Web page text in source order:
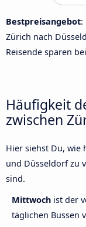
Bestpreisangebot:
Zürich nach
Reisende sparen
Häufigkeit
zwischen
Hier siehst Du, wie
und Düsseldorf zu
sind.
Mittwoch ist der
täglichen Bussen